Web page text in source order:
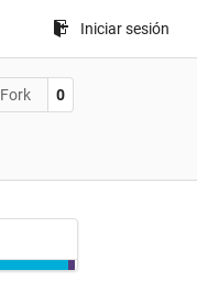
Iniciar sesión
Fork 0